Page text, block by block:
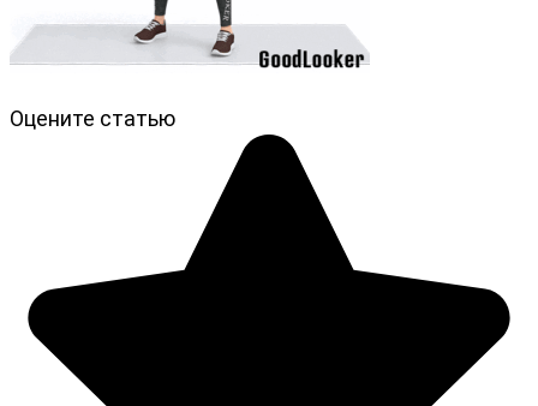
Оцените статью